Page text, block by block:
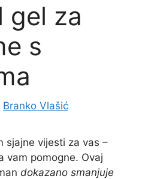
gel za
s
Branko Vlašić
sjajne vijesti za vas –
vam pomogne. Ovaj
dokazano smanjuje